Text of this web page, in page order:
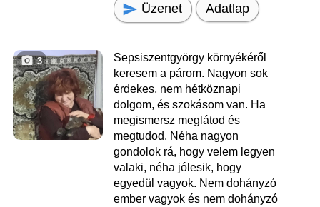
Üzenet Adatlap
3
Sepsiszentgyörgy környékéről
keresem a párom. Nagyon sok
érdekes, nem hétköznapi
dolgom, és szokásom van. Ha
megismersz meglátod és
megtudod. Néha nagyon
gondolok rá, hogy velem legyen
valaki, néha jólesik, hogy
egyedül vagyok. Nem dohányzó
ember vagyok és nem dohányzó